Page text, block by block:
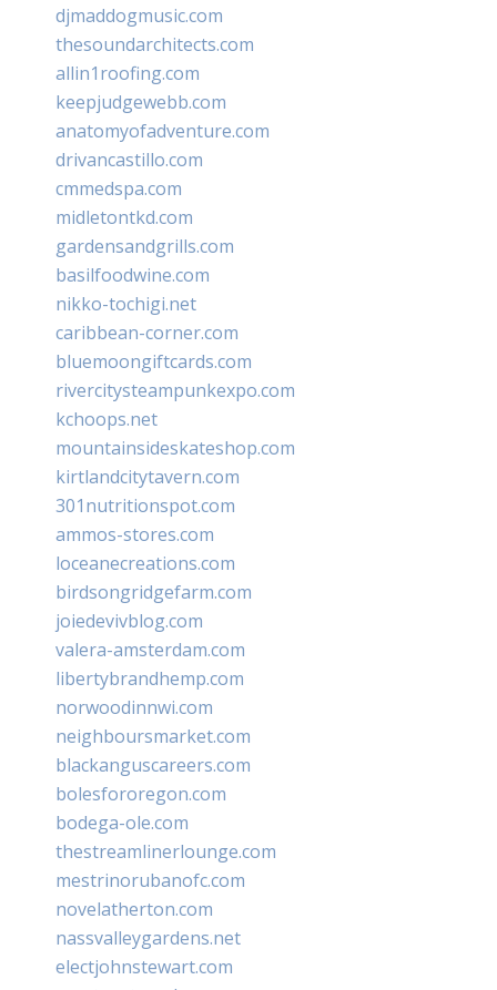
djmaddogmusic.com
thesoundarchitects.com
allin1roofing.com
keepjudgewebb.com
anatomyofadventure.com
drivancastillo.com
cmmedspa.com
midletontkd.com
gardensandgrills.com
basilfoodwine.com
nikko-tochigi.net
caribbean-corner.com
bluemoongiftcards.com
rivercitysteampunkexpo.com
kchoops.net
mountainsideskateshop.com
kirtlandcitytavern.com
301nutritionspot.com
ammos-stores.com
loceanecreations.com
birdsongridgefarm.com
joiedevivblog.com
valera-amsterdam.com
libertybrandhemp.com
norwoodinnwi.com
neighboursmarket.com
blackanguscareers.com
bolesfororegon.com
bodega-ole.com
thestreamlinerlounge.com
mestrinorubanofc.com
novelatherton.com
nassvalleygardens.net
electjohnstewart.com